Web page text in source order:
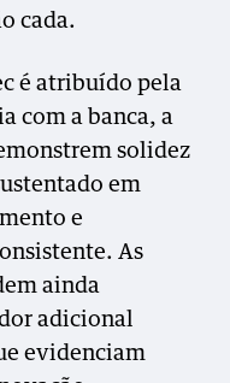
cada.
é atribuído pela
com a banca, a
solidez
em
e
As
ainda
adicional
evidenciam